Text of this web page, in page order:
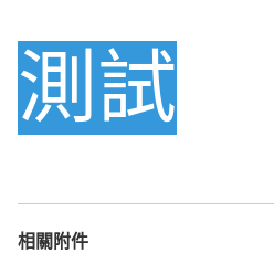
測試
相關附件